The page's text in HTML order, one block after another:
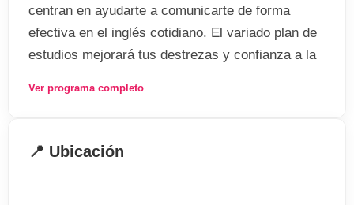
centran en ayudarte a comunicarte de forma
efectiva en el inglés cotidiano. El variado plan de
estudios mejorará tus destrezas y confianza a la
Información General
Estudiantes: máximo 12 por aula
Ver programa completo
📍 Ubicación